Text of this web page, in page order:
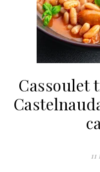
Cassoulet